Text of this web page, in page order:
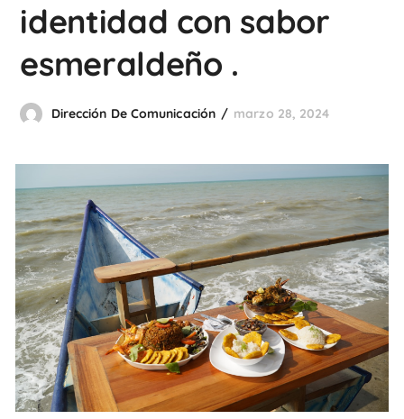
identidad con sabor
esmeraldeño .
Dirección De Comunicación marzo 28, 2024